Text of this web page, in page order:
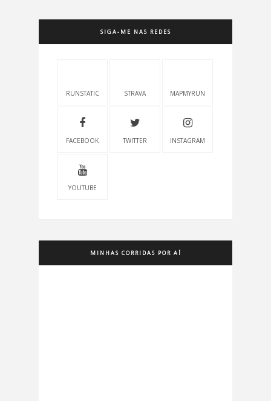
SIGA-ME NAS REDES
RUNSTATIC STRAVA MAPMYRUN
FACEBOOK TWITTER INSTAGRAM
YOUTUBE
MINHAS CORRIDAS POR AÍ